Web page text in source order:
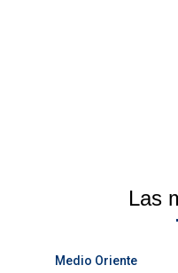
Las
Medio Oriente